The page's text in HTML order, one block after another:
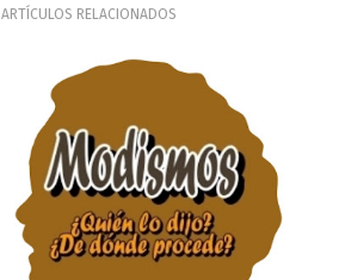
ARTÍCULOS RELACIONADOS